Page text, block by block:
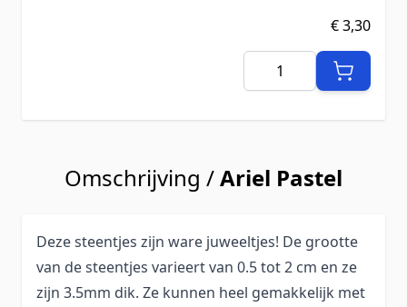
€ 3,30
Aantal
Omschrijving /Ariel Pastel
Deze steentjes zijn ware juweeltjes! De grootte
van de steentjes varieert van 0.5 tot 2 cm en ze
zijn 3.5mm dik. Ze kunnen heel gemakkelijk met